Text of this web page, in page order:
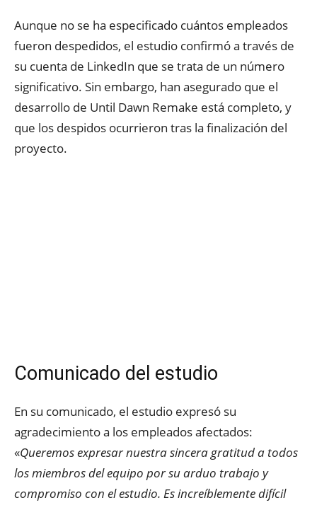
Aunque no se ha especificado cuántos empleados
fueron despedidos, el estudio confirmó a través de
su cuenta de LinkedIn que se trata de un número
significativo. Sin embargo, han asegurado que el
desarrollo de Until Dawn Remake está completo, y
que los despidos ocurrieron tras la finalización del
proyecto.
Comunicado del estudio
En su comunicado, el estudio expresó su
agradecimiento a los empleados afectados:
«Queremos expresar nuestra sincera gratitud a todos
los miembros del equipo por su arduo trabajo y
compromiso con el estudio. Es increíblemente difícil